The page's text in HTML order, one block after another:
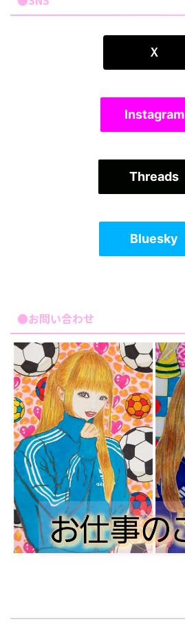
Ｘ
Instagram
Threads
Bluesky
●お問い合わせ